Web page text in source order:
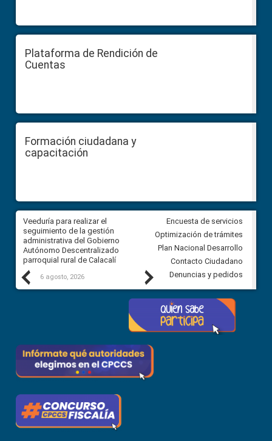
Plataforma de Rendición de
Cuentas
Formación ciudadana y
capacitación
Previous
Veeduría para realizar el
seguimiento de la gestión
administrativa del Gobierno
Autónomo Descentralizado
parroquial rural de Calacalí
6 agosto, 2026
Veeduría para vigilar los
derivados de la Audiencia
comunidad Urbina, parroquia
Carolina
5 agosto, 2026
Next
Encuesta de servicios
Optimización de trámites
Plan Nacional Desarrollo
Contacto Ciudadano
Denuncias y pedidos